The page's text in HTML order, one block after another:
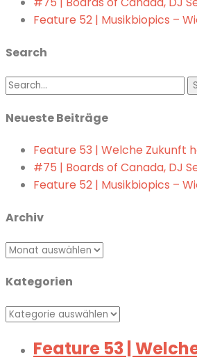
Feature 52 | Musikbiopics –
Search
Search
Neueste Beiträge
Feature 53 | Welche Zukunft
#75 | Boards of Canada, DJ
Feature 52 | Musikbiopics –
Archiv
Archiv
Kategorien
Kategorien
Feature 53 |